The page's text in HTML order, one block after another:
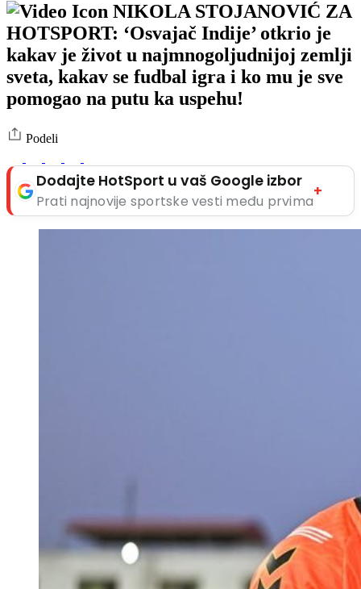
NIKOLA STOJANOVIĆ ZA
HOTSPORT: ‘Osvajač Indije’ otkrio je
kakav je život u najmnogoljudnijoj zemlji
sveta, kakav se fudbal igra i ko mu je sve
pomogao na putu ka uspehu!
Podeli
Dodajte HotSport u vaš Google izbor
Prati najnovije sportske vesti među prvima
+